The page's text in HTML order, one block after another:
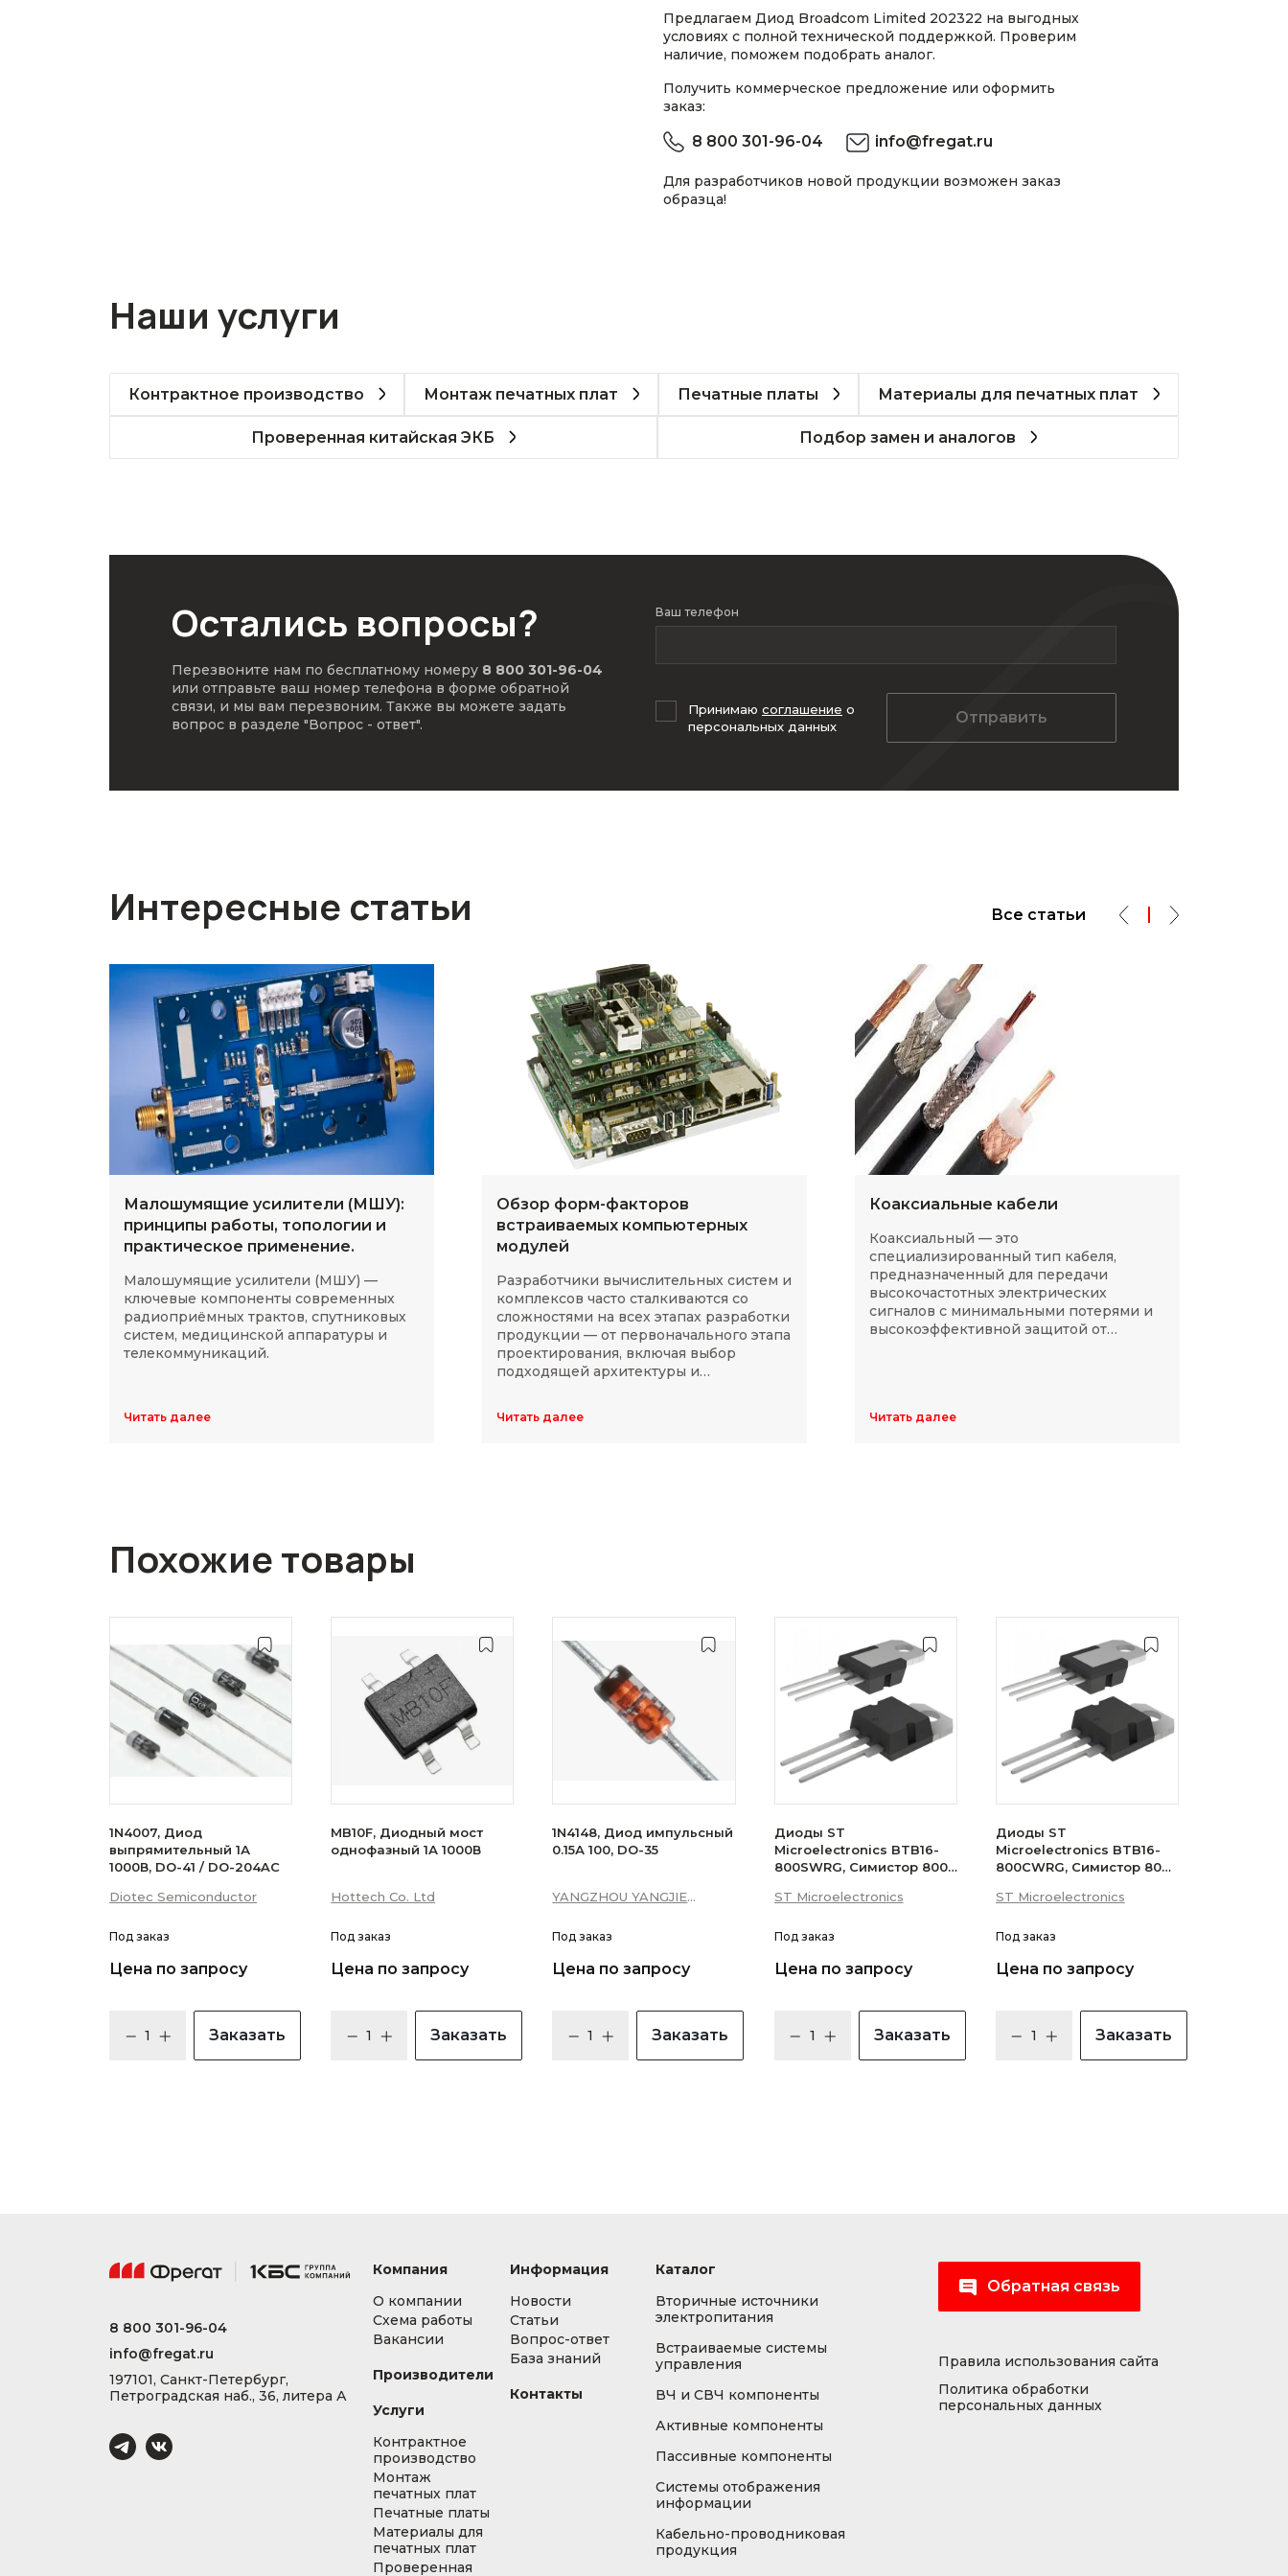
Предлагаем Диод Broadcom Limited 202322 на выгодных
условиях с полной технической поддержкой. Проверим
наличие, поможем подобрать аналог.
Получить коммерческое предложение или оформить
заказ:
8 800 301-96-04 info@fregat.ru
Для разработчиков новой продукции возможен заказ
образца!
Наши услуги
Контрактное производство Монтаж печатных плат Печатные платы Материалы для печатных плат
Проверенная китайская ЭКБ Подбор замен и аналогов
Остались вопросы?
Перезвоните нам по бесплатному номеру 8 800 301-96-04
или отправьте ваш номер телефона в форме обратной
связи, и мы вам перезвоним. Также вы можете задать
вопрос в разделе "Вопрос - ответ".
Ваш телефон
Принимаю соглашение о
персональных данных
Отправить
Интересные статьи Все статьи
Малошумящие усилители (МШУ):
принципы работы, топологии и
практическое применение.
Малошумящие усилители (МШУ) —
ключевые компоненты современных
радиоприёмных трактов, спутниковых
систем, медицинской аппаратуры и
телекоммуникаций.
Читать далее
Обзор форм-факторов
встраиваемых компьютерных
модулей
Разработчики вычислительных систем и
комплексов часто сталкиваются со
сложностями на всех этапах разработки
продукции — от первоначального этапа
проектирования, включая выбор
подходящей архитектуры и
длительного массового производства.
Читать далее
Коаксиальные кабели
Коаксиальный — это
специализированный тип кабеля,
предназначенный для передачи
высокочастотных электрических
сигналов с минимальными потерями и
высокоэффективной защитой от
Читать далее
Похожие товары
1N4007, Диод
выпрямительный 1А
1000В, DO-41 / DO-204AC
Diotec Semiconductor
Под заказ
Цена по запросу
Заказать
MB10F, Диодный мост
однофазный 1А 1000В
Hottech Co. Ltd
Под заказ
Цена по запросу
Заказать
1N4148, Диод импульсный
0.15А 100, DO-35
YANGZHOU YANGJIE
Под заказ
Цена по запросу
Заказать
Диоды ST
Microelectronics BTB16-
800SWRG, Симистор 800В
уровень)
ST Microelectronics
Под заказ
Цена по запросу
Заказать
Диоды ST
Microelectronics BTB16-
800CWRG, Симистор 800В
(бесснабберный)
ST Microelectronics
Под заказ
Цена по запросу
Заказать
8 800 301-96-04
info@fregat.ru
197101, Санкт-Петербург,
Петроградская наб., 36, литера А
Компания
О компании
Схема работы
Вакансии
Производители
Услуги
Контрактное
производство
Монтаж
печатных плат
Печатные платы
Материалы для
печатных плат
Проверенная
Информация
Новости
Статьи
Вопрос-ответ
База знаний
Контакты
Каталог
Вторичные источники
электропитания
Встраиваемые системы
управления
ВЧ и СВЧ компоненты
Активные компоненты
Пассивные компоненты
Системы отображения
информации
Кабельно-проводниковая
продукция
Обратная связь
Правила использования сайта
Политика обработки
персональных данных